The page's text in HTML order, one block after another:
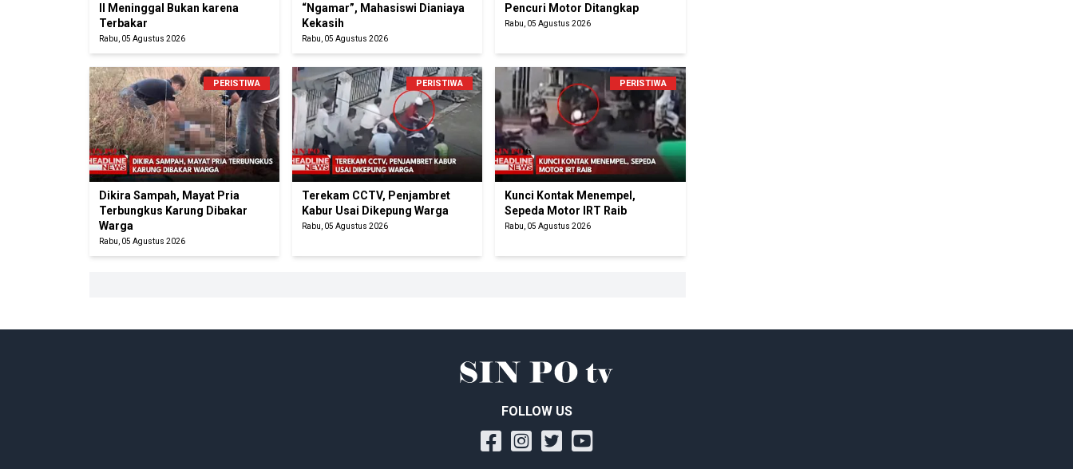
II Meninggal Bukan karena
Terbakar
Rabu, 05 Agustus 2026
“Ngamar”, Mahasiswi Dianiaya
Kekasih
Rabu, 05 Agustus 2026
Pencuri Motor Ditangkap
Rabu, 05 Agustus 2026
PERISTIWA
Dikira Sampah, Mayat Pria
Terbungkus Karung Dibakar
Warga
Rabu, 05 Agustus 2026
PERISTIWA
Terekam CCTV, Penjambret
Kabur Usai Dikepung Warga
Rabu, 05 Agustus 2026
PERISTIWA
Kunci Kontak Menempel,
Sepeda Motor IRT Raib
Rabu, 05 Agustus 2026
FOLLOW US